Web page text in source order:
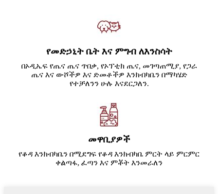
የመድኃኒት ቤት እና ምግብ ለእንስሳት
በኦዲኤፍ የጤና ጤና ጥበቃ, የኦፕቲክ ጤና, መገጣጠሚያ, የጋራ
ጤና እና ውሾችዎ እና ድመቶችዎ እንክብካቤን በማካሄድ
የተቻለንን ሁሉ እናደርጋለን.
መዋቢያዎች
የቆዳ እንክብካቤን በሚደግፍ የቆዳ እንክብካቤ ምርት ላይ ምርምር
ቀልጣፋ, ፈጣን እና ምቾት እንመራለን